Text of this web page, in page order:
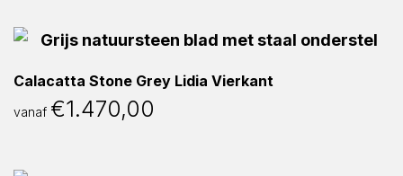
Calacatta Stone Grey Lidia Vierkant
vanaf €1.470,00